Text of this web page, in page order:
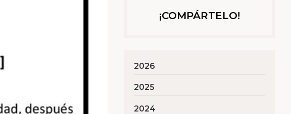
¡COMPÁRTELO!
2026
2025
2024